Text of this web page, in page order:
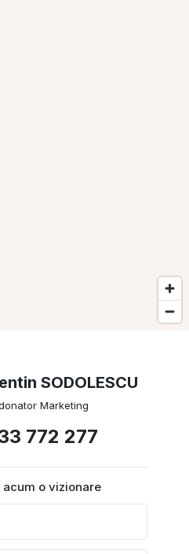
SODOLESCU
Marketing
772 277
o vizionare